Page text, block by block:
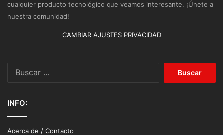
cualquier producto tecnológico que veamos interesante. ¡Únete a
nuestra comunidad!
CAMBIAR AJUSTES PRIVACIDAD
INFO:
Acerca de / Contacto